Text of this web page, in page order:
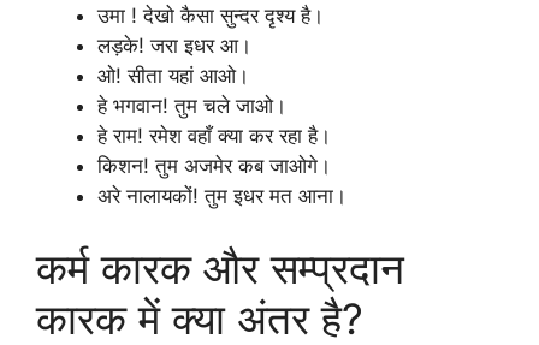
उमा ! देखो कैसा सुन्दर दृश्य है।
लड़के! जरा इधर आ।
ओ! सीता यहां आओ।
हे भगवान! तुम चले जाओ।
हे राम! रमेश वहाँ क्या कर रहा है।
किशन! तुम अजमेर कब जाओगे।
अरे नालायकों! तुम इधर मत आना।
कर्म कारक और सम्प्रदान
कारक में क्या अंतर है?